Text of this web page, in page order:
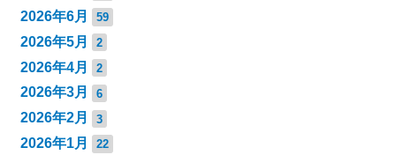
2026年6月 59
2026年5月 2
2026年4月 2
2026年3月 6
2026年2月 3
2026年1月 22